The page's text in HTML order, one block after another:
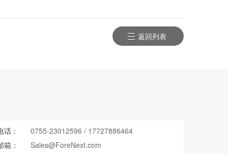
返回列表
话： 0755-23012596 / 17727886464
箱：
Sales@ForeNext.com